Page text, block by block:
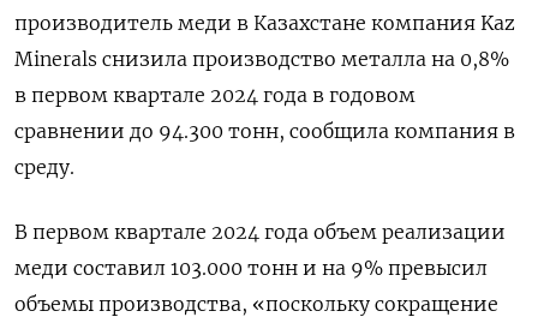
производитель меди в Казахстане компания Kaz
Minerals снизила производство металла на 0,8%
в первом квартале 2024 года в годовом
сравнении до 94.300 тонн, сообщила компания в
среду.
В первом квартале 2024 года объем реализации
меди составил 103.000 тонн и на 9% превысил
объемы производства, «поскольку сокращение